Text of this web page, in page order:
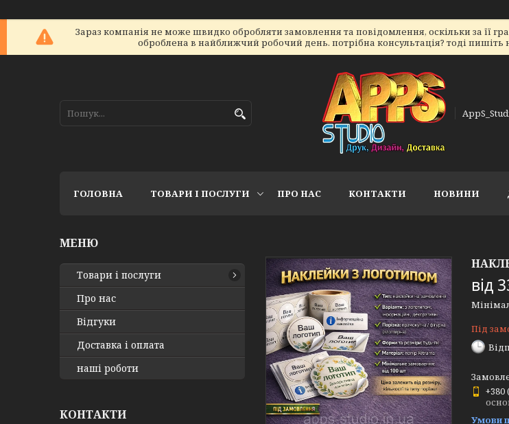
Зараз компанія не може швидко обробляти замовлення та повідомлення, оскільки за її
оброблена в найближчий робочий день. потрібна консультація? тоді пишіть
ГОЛОВНА ТОВАРИ І ПОСЛУГИ ПРО НАС КОНТАКТИ НОВИНИ
від
Під
+380
Товари і послуги
Про нас
Відгуки
Доставка і оплата
наші роботи
КОНТАКТИ